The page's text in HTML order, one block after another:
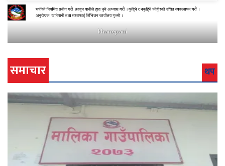
khanepani
समाचार थप